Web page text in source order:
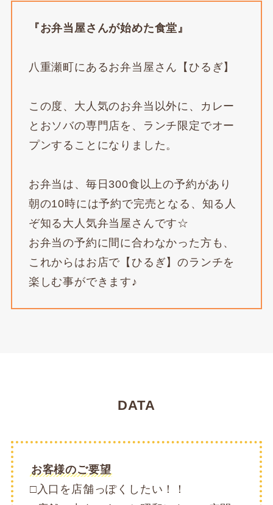
『お弁当屋さんが始めた食堂』
八重瀬町にあるお弁当屋さん【ひるぎ】
この度、大人気のお弁当以外に、カレー
とおソバの専門店を、ランチ限定でオー
プンすることになりました。
お弁当は、毎日300食以上の予約があり
朝の10時には予約で完売となる、知る人
ぞ知る大人気弁当屋さんです☆
お弁当の予約に間に合わなかった方も、
これからはお店で【ひるぎ】のランチを
楽しむ事ができます♪
DATA
お客様のご要望
□入口を店舗っぽくしたい！！